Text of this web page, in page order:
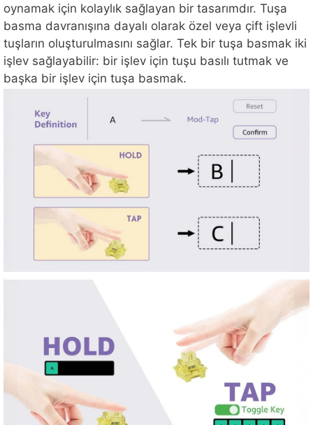
oynamak için kolaylık sağlayan bir tasarımdır. Tuşa
basma davranışına dayalı olarak özel veya çift işlevli
tuşların oluşturulmasını sağlar. Tek bir tuşa basmak iki
işlev sağlayabilir: bir işlev için tuşu basılı tutmak ve
başka bir işlev için tuşa basmak.